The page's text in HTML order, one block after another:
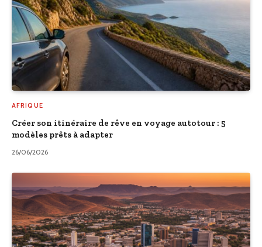
AFRIQUE
Créer son itinéraire de rêve en voyage autotour : 5
modèles prêts à adapter
26/06/2026